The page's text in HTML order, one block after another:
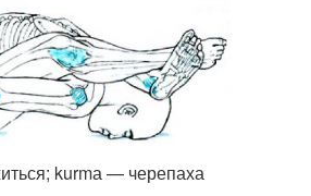
kurmа — черепаха